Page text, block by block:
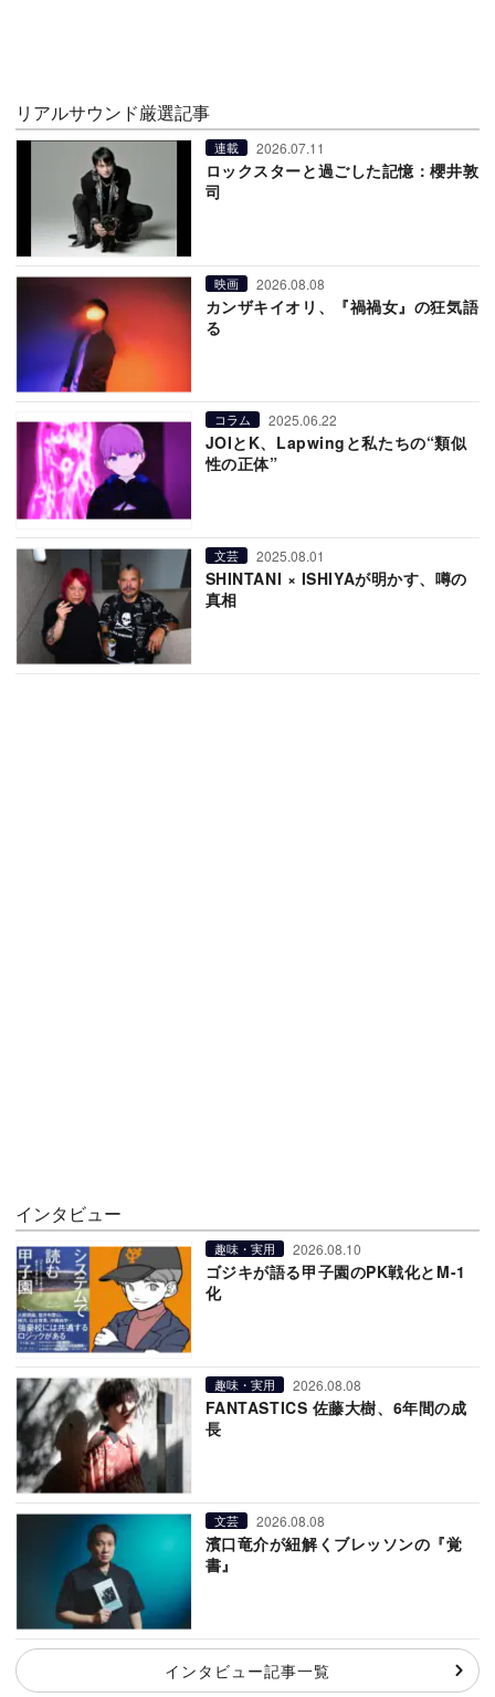
リアルサウンド厳選記事
連載 2026.07.11
ロックスターと過ごした記憶：櫻井敦
司
映画 2026.08.08
カンザキイオリ、『禍禍女』の狂気語
る
コラム 2025.06.22
JOIとK、Lapwingと私たちの“類似
性の正体”
文芸 2025.08.01
SHINTANI × ISHIYAが明かす、噂の
真相
インタビュー
趣味・実用 2026.08.10
ゴジキが語る甲子園のPK戦化とM-1
化
趣味・実用 2026.08.08
FANTASTICS 佐藤大樹、6年間の成
長
文芸 2026.08.08
濱口竜介が紐解くブレッソンの『覚
書』
インタビュー記事一覧